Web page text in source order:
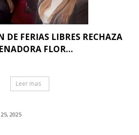
DE FERIAS LIBRES RECHAZA
FLOR...
Leer mas
2025